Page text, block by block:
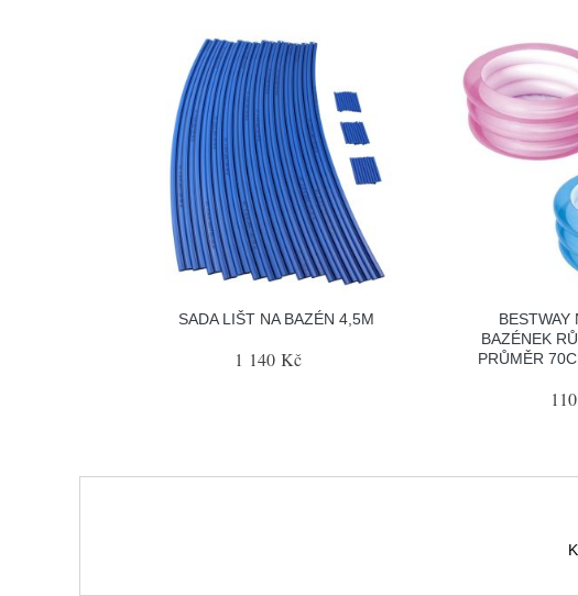
SADA LIŠT NA BAZÉN 4,5M
1 140 Kč
BESTWAY
BAZÉNEK
PRŮMĚR